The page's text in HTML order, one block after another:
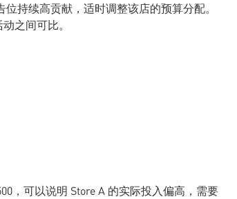
持续高贡献，适时调整该店的预算分配。
之间可比。
，可以说明 Store A 的实际投入偏高，需要